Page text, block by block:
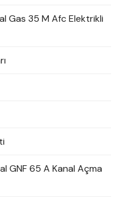
Gas 35 M Afc Elektrikli
GNF 65 A Kanal Açma